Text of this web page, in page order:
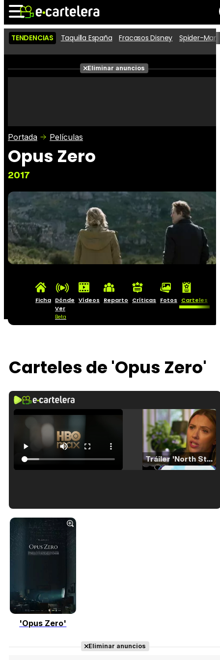
Noticias Cartelera
Películas
Críticas
TENDENCIAS Taquilla España Fracasos Disney Spider-
Eliminar anuncios
Portada Películas
Opus Zero
2017
Ficha Dónde
Ver
Beta
Vídeos Reparto Críticas Fotos Carteles
Carteles de 'Opus Zero'
Tráiler 'North Star' (2023)
'Opus Zero'
Eliminar anuncios